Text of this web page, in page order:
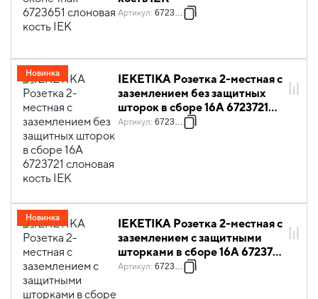
Артикул: 6723651
IEKETIKA Розетка 2-местная с
заземлением без защитных
шторок в сборе 16А 6723721
слоновая кость IEK
Артикул: 6723721
Новинка
IEKETIKA Розетка 2-местная с
заземлением с защитными
шторками в сборе 16А 6723731
слоновая кость IEK
Артикул: 6723731
Новинка